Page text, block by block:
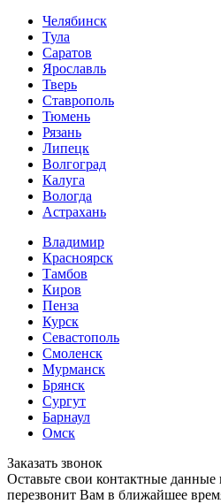
Челябинск
Тула
Саратов
Ярославль
Тверь
Ставрополь
Тюмень
Рязань
Липецк
Волгоград
Калуга
Вологда
Астрахань
Владимир
Красноярск
Тамбов
Киров
Пенза
Курск
Севастополь
Смоленск
Мурманск
Брянск
Сургут
Барнаул
Омск
Заказать звонок
Оставьте свои контактные
перезвонит Вам в ближайшее